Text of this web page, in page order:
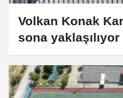
Volkan Konak
sona yaklaşılıyor